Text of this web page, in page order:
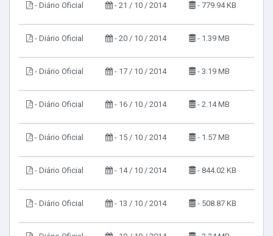
- Diário Oficial - 21 / 10 / 2014 - 779.94 KB
- Diário Oficial - 20 / 10 / 2014 - 1.39 MB
- Diário Oficial - 17 / 10 / 2014 - 3.19 MB
- Diário Oficial - 16 / 10 / 2014 - 2.14 MB
- Diário Oficial - 15 / 10 / 2014 - 1.57 MB
- Diário Oficial - 14 / 10 / 2014 - 844.02 KB
- Diário Oficial - 13 / 10 / 2014 - 508.87 KB